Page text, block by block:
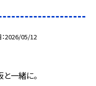
2026/05/12
一緒に。